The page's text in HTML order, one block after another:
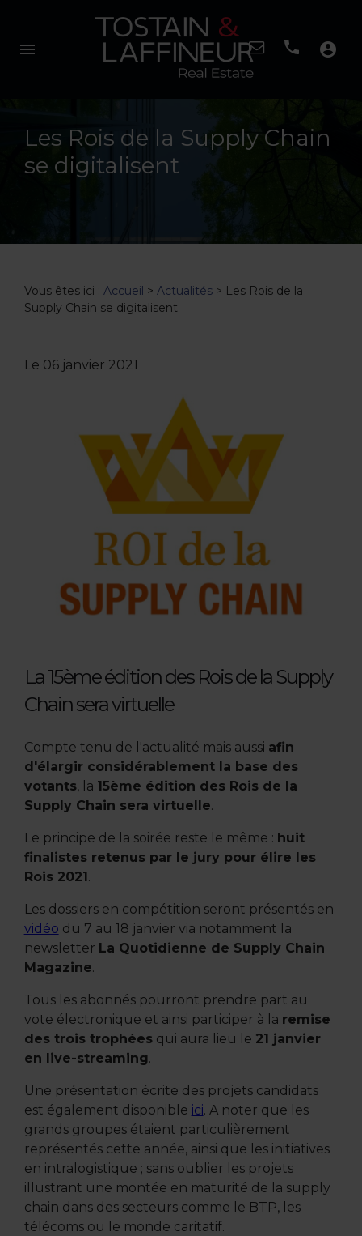
menu account_circle
Les Rois de la Supply Chain
se digitalisent
Vous êtes ici : Accueil > Actualités> Les Rois de la
Supply Chain se digitalisent
Le 06 janvier 2021
La 15ème édition des Rois de la Supply
Chain sera virtuelle
Compte tenu de l'actualité mais aussi afin
d'élargir considérablement la base des
votants, la 15ème édition des Rois de la
Supply Chain sera virtuelle.
Le principe de la soirée reste le même : huit
finalistes retenus par le jury pour élire les
Rois 2021 .
Les dossiers en compétition seront présentés en
vidéo du 7 au 18 janvier via notamment la
newsletter La Quotidienne de Supply Chain
Magazine.
Tous les abonnés pourront prendre part au
vote électronique et ainsi participer à la remise
des trois trophéesqui aura lieu le 21 janvier
en live-streaming.
Une présentation écrite des projets candidats
est également disponible ici. A noter que les
grands groupes étaient particulièrement
représentés cette année, ainsi que les initiatives
en intralogistique ; sans oublier les projets
illustrant une montée en maturité de la supply
chain dans des secteurs comme le BTP, les
télécoms ou le monde caritatif.